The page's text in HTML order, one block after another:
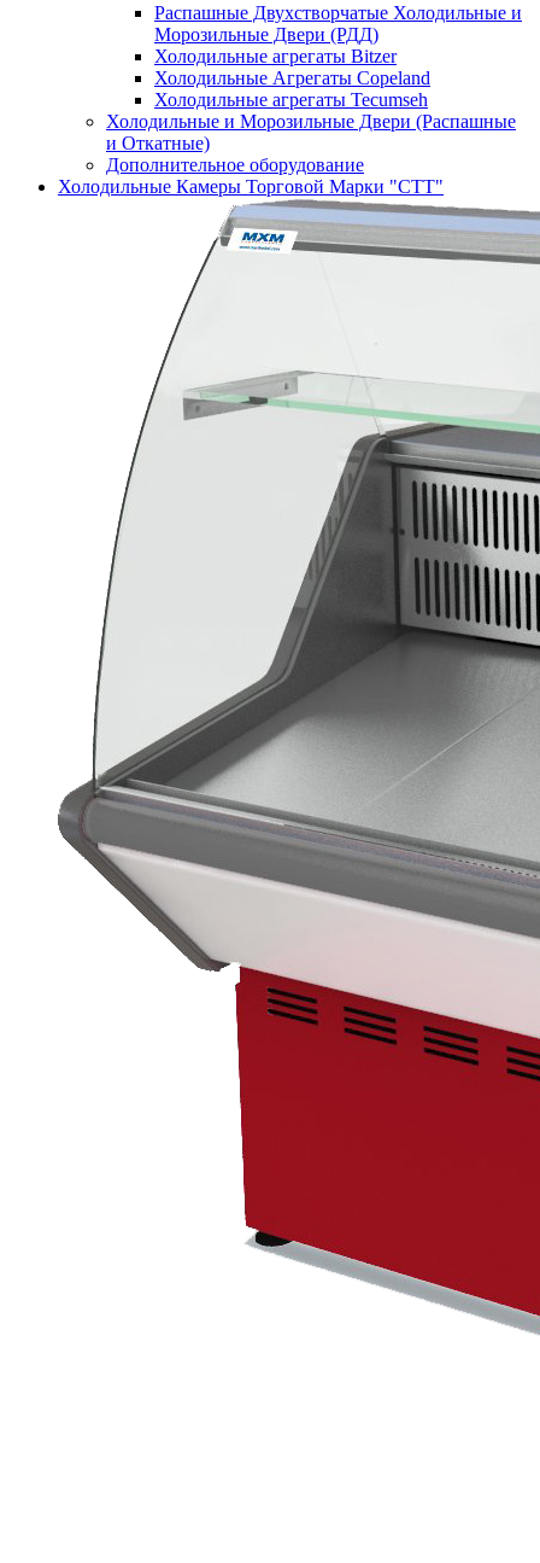
Распашные Двухстворчатые Холодильные и
Морозильные Двери (РДД)
Холодильные агрегаты Bitzer
Холодильные Агрегаты Copeland
Холодильные агрегаты Tecumseh
Холодильные и Морозильные Двери (Распашные
и Откатные)
Дополнительное оборудование
Холодильные Камеры Торговой Марки "СТТ"